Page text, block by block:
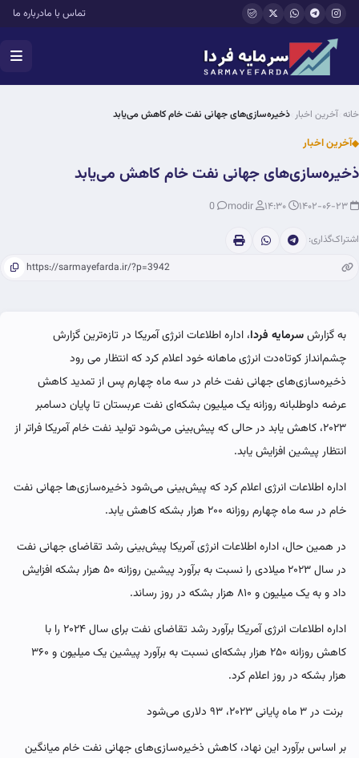
رفتن به محتوای اصلی تماس با مادرباره ما
خانه آخرین اخبار ذخیره‌سازی‌های جهانی نفت خام کاهش می‌یابد
آخرین اخبار
ذخیره‌سازی‌های جهانی نفت خام کاهش می‌یابد
اشتراک‌گذاری:
به گزارشسرمایه فردا، اداره اطلاعات انرژی آمریکا در تازه‌ترین گزارش
چشم‌انداز کوتاه‌دت انرژی ماهانه خود اعلام کرد که انتظار می رود
ذخیره‌سازی‌های جهانی نفت خام در سه ماه چهارم پس از تمدید کاهش
عرضه داوطلبانه روزانه یک میلیون بشکه‌ای نفت عربستان تا پایان دسامبر
۲۰۲۳، کاهش یابد در حالی که پیش‌بینی می‌شود تولید نفت خام آمریکا فراتر از
انتظار پیشین افزایش یابد.
اداره اطلاعات انرژی اعلام کرد که پیش‌بینی می‌شود ذخیره‌سازی‌ها جهانی نفت
خام در سه ماه چهارم روزانه ۲۰۰ هزار بشکه کاهش یابد.
در همین حال، اداره اطلاعات انرژی آمریکا پیش‌بینی رشد تقاضای جهانی نفت
در سال ۲۰۲۳ میلادی را نسبت به برآورد پیشین روزانه ۵۰ هزار بشکه افزایش
داد و به یک میلیون و ۸۱۰ هزار بشکه در روز رساند.
اداره اطلاعات انرژی آمریکا برآورد رشد تقاضای نفت برای سال ۲۰۲۴ را با
کاهش روزانه ۲۵۰ هزار بشکه‌ای نسبت به برآورد پیشین یک میلیون و ۳۶۰
هزار بشکه در روز اعلام کرد.
برنت در ۳ ماه پایانی ۲۰۲۳، ۹۳ دلاری می‌شود
بر اساس برآورد این نهاد، کاهش ذخیره‌سازی‌های جهانی نفت خام میانگین